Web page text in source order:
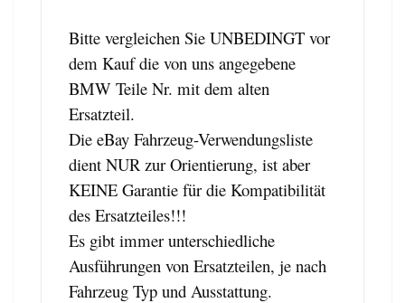
Bitte vergleichen Sie UNBEDINGT vor
dem Kauf die von uns angegebene
BMW Teile Nr. mit dem alten
Ersatzteil.
Die eBay Fahrzeug-Verwendungsliste
dient NUR zur Orientierung, ist aber
KEINE Garantie für die Kompatibilität
des Ersatzteiles!!!
Es gibt immer unterschiedliche
Ausführungen von Ersatzteilen, je nach
Fahrzeug Typ und Ausstattung.